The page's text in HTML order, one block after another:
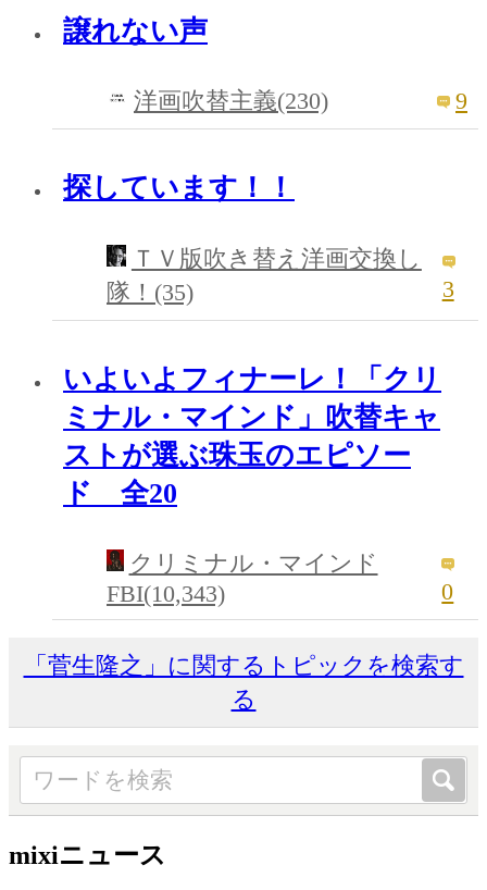
譲れない声
洋画吹替主義(230) 9
探しています！！
ＴＶ版吹き替え洋画交換し
隊！(35)
3
いよいよフィナーレ！「クリ
ミナル・マインド」吹替キャ
ストが選ぶ珠玉のエピソー
ド 全20
クリミナル・マインド
FBI(10,343)
0
「菅生隆之」に関するトピックを検索す
る
mixiニュース